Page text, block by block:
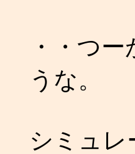
・・つ
うな。
シミュレ